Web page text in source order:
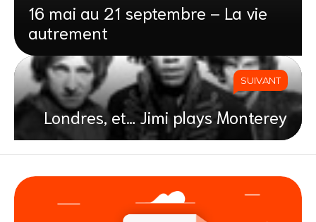
16 mai au 21 septembre – La vie
autrement
SUIVANT
Londres, et… Jimi plays Monterey